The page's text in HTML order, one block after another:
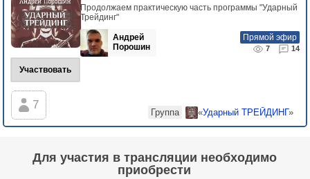
7
Участвовать
Продолжаем практическую часть программы "Ударный
Трейдинг"
Андрей
Порошин
Прямой эфир
7 14
Группа «Ударный ТРЕЙДИНГ»
Для участия в трансляции необходимо
приобрести